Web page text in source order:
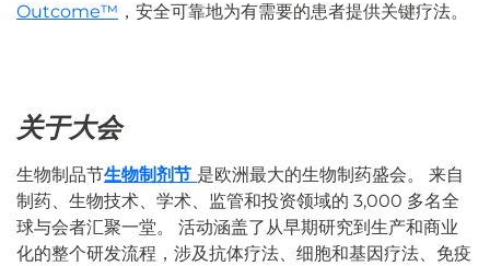
Outcome™ ，安全可靠地为有需要的患者提供关键疗法。
关于大会
生物制品节生物制剂节 是欧洲最大的生物制药盛会。 来自
制药、生物技术、学术、监管和投资领域的 3,000 多名全
球与会者汇聚一堂。 活动涵盖了从早期研究到生产和商业
化的整个研发流程，涉及抗体疗法、细胞和基因疗法、免疫